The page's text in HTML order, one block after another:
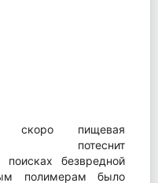
скоро пищевая
потеснит
безвредной
полимерам было